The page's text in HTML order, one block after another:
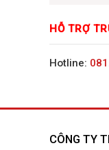
HỖ TRỢ
Hotline:
CÔNG TY